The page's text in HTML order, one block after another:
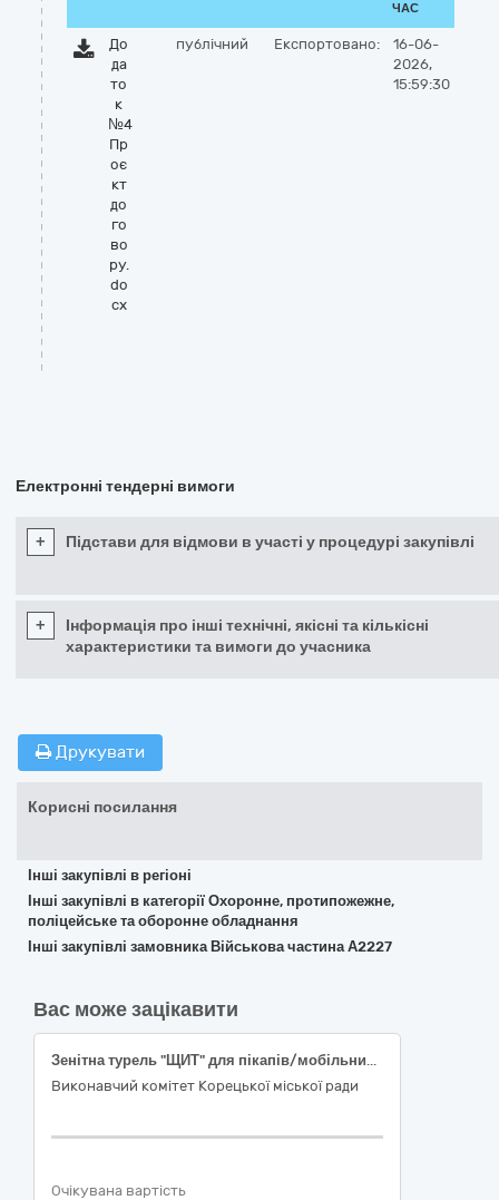
ЧАС
До
да
то
к
№4
Пр
оє
кт
до
го
во
ру.
do
cx
публічний Експортовано:
16-06-
2026,
15:59:30
Електронні тендерні вимоги
+ Підстави для відмови в участі у процедурі закупівлі
+
Інформація про інші технічні, якісні та кількісні
характеристики та вимоги до учасника
Друкувати
Корисні посилання
Інші закупівлі в регіоні
Інші закупівлі в категорії Охоронне, протипожежне,
поліцейське та оборонне обладнання
Інші закупівлі замовника Військова частина А2227
Вас може зацікавити
Зенітна турель "ЩИТ" для пікапів/мобільних платформ " або еквівалент"
Виконавчий комітет Корецької міської ради
Очікувана вартість